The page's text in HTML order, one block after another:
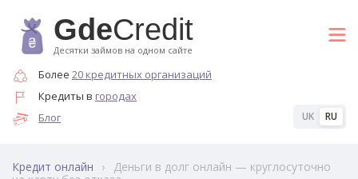
GdeCredit
Десятки займов на одном сайте
Более 20 кредитных организаций
Кредиты в городах
Блог
UK RU
Кредит онлайн ›
Деньги в долг онлайн — круглосуточно